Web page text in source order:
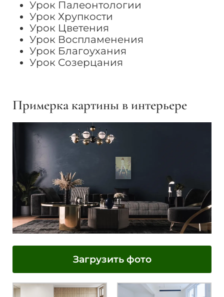
Урок Палеонтологии
Урок Хрупкости
Урок Цветения
Урок Воспламенения
Урок Благоухания
Урок Созерцания
Примерка картины в интерьере
Загрузить фото